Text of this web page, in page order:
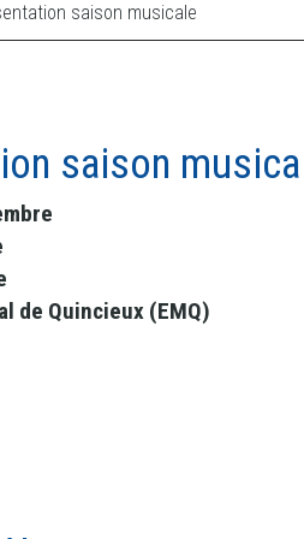
saison musicale
saison
de Quincieux (EMQ)